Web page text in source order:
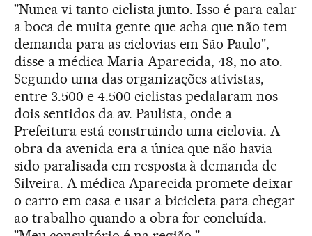
"Nunca vi tanto ciclista junto. Isso é para calar
a boca de muita gente que acha que não tem
demanda para as ciclovias em São Paulo",
disse a médica Maria Aparecida, 48, no ato.
Segundo uma das organizações ativistas,
entre 3.500 e 4.500 ciclistas pedalaram nos
dois sentidos da av. Paulista, onde a
Prefeitura está construindo uma ciclovia. A
obra da avenida era a única que não havia
sido paralisada em resposta à demanda de
Silveira. A médica Aparecida promete deixar
o carro em casa e usar a bicicleta para chegar
ao trabalho quando a obra for concluída.